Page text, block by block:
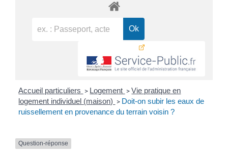
Accueil particuliers > Logement > Vie pratique en
logement individuel (maison) > Doit-on subir les eaux de
ruissellement en provenance du terrain voisin ?
Question-réponse